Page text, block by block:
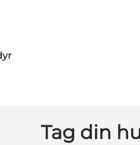
Tag din